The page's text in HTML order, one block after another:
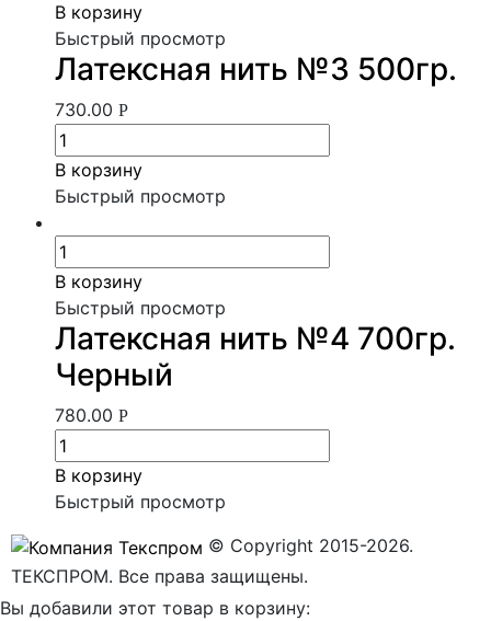
В корзину
Быстрый просмотр
Латексная нить №3 500гр.
730.00 Р
В корзину
Быстрый просмотр
В корзину
Быстрый просмотр
Латексная нить №4 700гр.
Черный
780.00 Р
В корзину
Быстрый просмотр
© Copyright 2015-2026.
ТЕКСПРОМ. Все права защищены.
Вы добавили этот товар в корзину: